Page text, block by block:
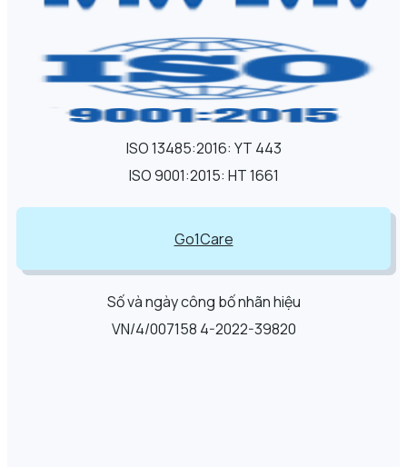
ISO 13485:2016: YT 443
ISO 9001:2015: HT 1661
Go1Care
Số và ngày công bố nhãn hiệu
VN/4/007158 4-2022-39820